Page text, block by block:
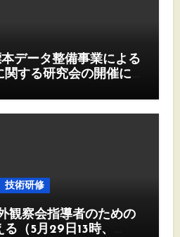
データ整備事業による
関する研究会の開催に
技術研修
観察会指導者のための
（5月29日13時、